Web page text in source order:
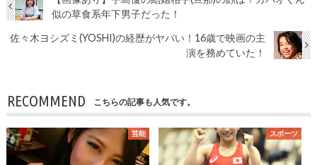
似の草食系年下男子だった！
佐々木ヨシズミ(YOSHI)の経歴がヤバい！16歳で映画の主
演を務めていた！
RECOMMEND こちらの記事も人気です。
芸能 スポーツ